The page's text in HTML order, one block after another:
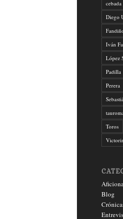
cebada
Diego
Iván
López
Padilla
Perera
Toros
Blog